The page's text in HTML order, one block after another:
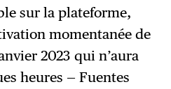
sur la plateforme,
momentanée de
2023 qui n’aura
heures — Fuentes